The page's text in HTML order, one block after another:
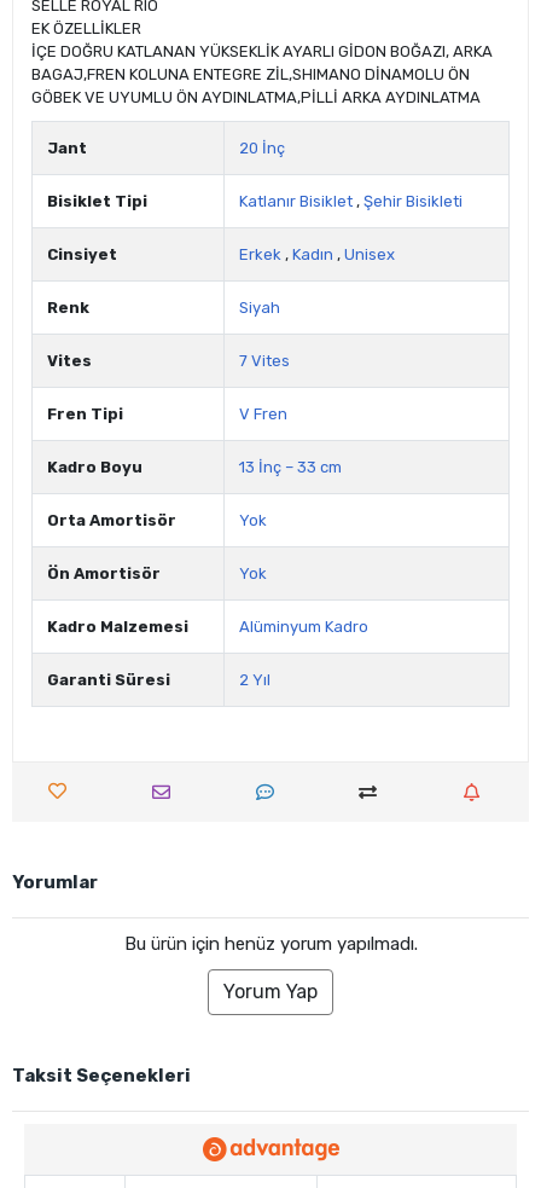
SELLE ROYAL RIO
EK ÖZELLİKLER
İÇE DOĞRU KATLANAN YÜKSEKLİK AYARLI GİDON BOĞAZI, ARKA
BAGAJ,FREN KOLUNA ENTEGRE ZİL,SHIMANO DİNAMOLU ÖN
GÖBEK VE UYUMLU ÖN AYDINLATMA,PİLLİ ARKA AYDINLATMA
Jant 20 İnç
Bisiklet Tipi Katlanır Bisiklet , Şehir Bisikleti
Cinsiyet Erkek , Kadın , Unisex
Renk Siyah
Vites 7 Vites
Fren Tipi V Fren
Kadro Boyu 13 İnç – 33 cm
Orta Amortisör Yok
Ön Amortisör Yok
Kadro Malzemesi Alüminyum Kadro
Garanti Süresi 2 Yıl
Yorumlar
Bu ürün için henüz yorum yapılmadı.
Yorum Yap
Taksit Seçenekleri